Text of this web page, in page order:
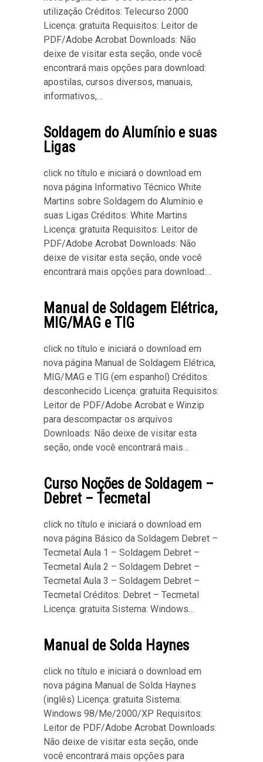
utilização Créditos: Telecurso 2000
Licença: gratuita Requisitos: Leitor de
PDF/Adobe Acrobat Downloads: Não
deixe de visitar esta seção, onde você
encontrará mais opções para download:
apostilas, cursos diversos, manuais,
informativos,…
Soldagem do Alumínio e suas
Ligas
click no título e iniciará o download em
nova página Informativo Técnico White
Martins sobre Soldagem do Alumínio e
suas Ligas Créditos: White Martins
Licença: gratuita Requisitos: Leitor de
PDF/Adobe Acrobat Downloads: Não
deixe de visitar esta seção, onde você
encontrará mais opções para download:…
Manual de Soldagem Elétrica,
MIG/MAG e TIG
click no título e iniciará o download em
nova página Manual de Soldagem Elétrica,
MIG/MAG e TIG (em espanhol) Créditos:
desconhecido Licença: gratuita Requisitos:
Leitor de PDF/Adobe Acrobat e Winzip
para descompactar os arquivos
Downloads: Não deixe de visitar esta
seção, onde você encontrará mais…
Curso Noções de Soldagem –
Debret – Tecmetal
click no título e iniciará o download em
nova página Básico da Soldagem Debret –
Tecmetal Aula 1 – Soldagem Debret –
Tecmetal Aula 2 – Soldagem Debret –
Tecmetal Aula 3 – Soldagem Debret –
Tecmetal Créditos: Debret – Tecmetal
Licença: gratuita Sistema: Windows…
Manual de Solda Haynes
click no título e iniciará o download em
nova página Manual de Solda Haynes
(inglês) Licença: gratuita Sistema:
Windows 98/Me/2000/XP Requisitos:
Leitor de PDF/Adobe Acrobat Downloads:
Não deixe de visitar esta seção, onde
você encontrará mais opções para